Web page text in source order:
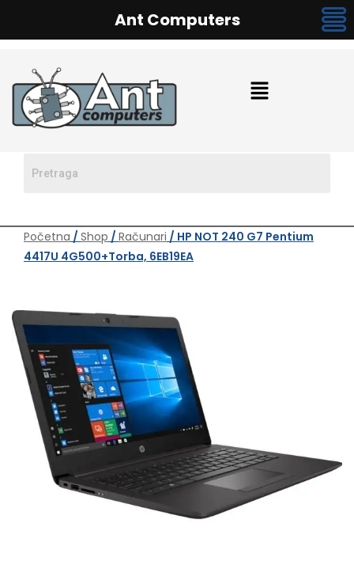
Početna / Shop / Računari / HP NOT 240 G7 Pentium
4417U 4G500+torba, 6EB19EA
Ant Computers